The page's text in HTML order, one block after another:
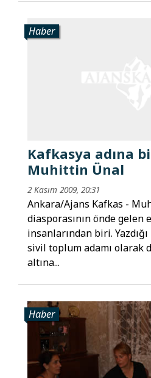
Haber
Kafkasya adına
Muhittin Ünal
2 Kasım 2009, 20:31
Ankara/Ajans Kafkas -
diasporasının önde gelen
insanlarından biri.
sivil toplum adamı olarak
altına...
Haber